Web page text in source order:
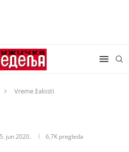
Vreme žalosti
5. jun 2020. 6,7K pregleda